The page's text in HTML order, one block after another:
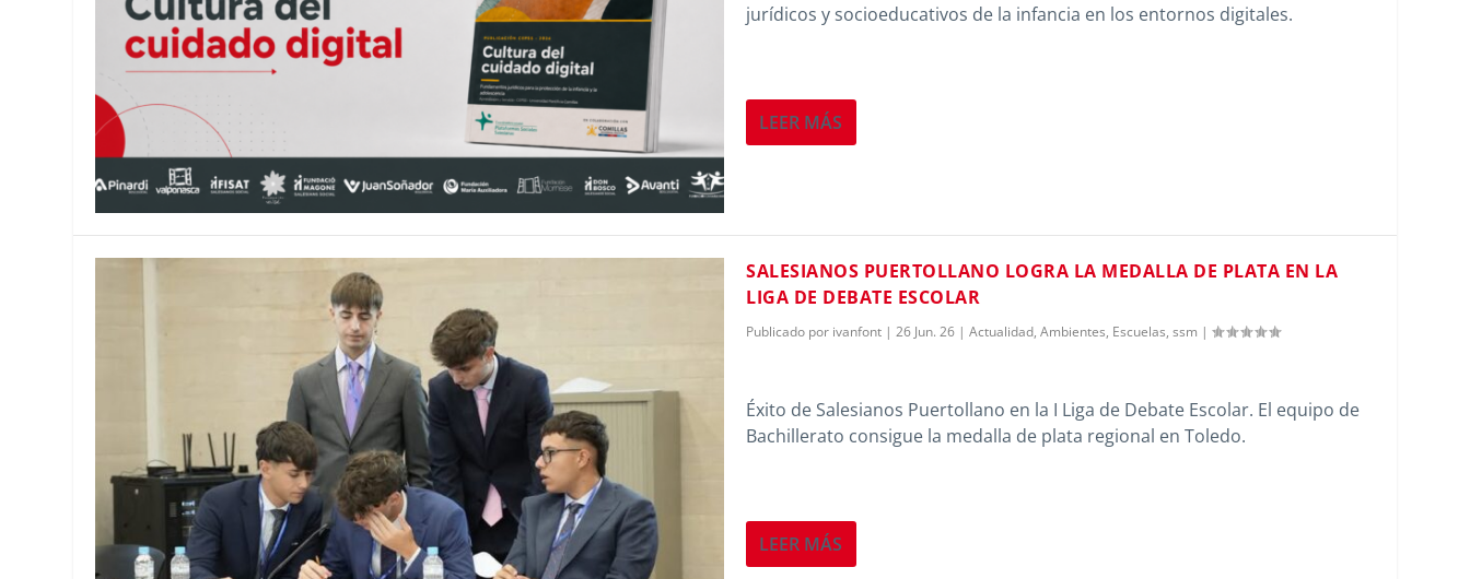
jurídicos y socioeducativos de la infancia en los entornos digitales.
LEER MÁS
SALESIANOS PUERTOLLANO LOGRA LA MEDALLA DE PLATA EN LA
LIGA DE DEBATE ESCOLAR
Publicado por ivanfont | 26 Jun. 26 | Actualidad, Ambientes, Escuelas, ssm |
Éxito de Salesianos Puertollano en la I Liga de Debate Escolar. El equipo de
Bachillerato consigue la medalla de plata regional en Toledo.
LEER MÁS